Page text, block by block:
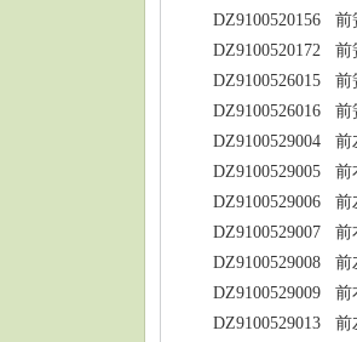
DZ9100520156 前
DZ9100520172 前
DZ9100526015 前
DZ9100526016 前
DZ9100529004 前
DZ9100529005 前
DZ9100529006 前
DZ9100529007 前
DZ9100529008 前
DZ9100529009 前
DZ9100529013 前